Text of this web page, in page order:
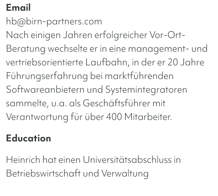
Email
hb@birn-partners.com
Nach einigen Jahren erfolgreicher Vor-Ort-
Beratung wechselte er in eine management- und
vertriebsorientierte Laufbahn, in der er 20 Jahre
Führungserfahrung bei marktführenden
Softwareanbietern und Systemintegratoren
sammelte, u.a. als Geschäftsführer mit
Verantwortung für über 400 Mitarbeiter.
Education
Heinrich hat einen Universitätsabschluss in
Betriebswirtschaft und Verwaltung